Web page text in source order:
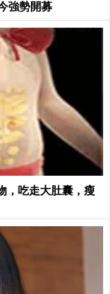
強勢開募
，吃走大肚囊，瘦